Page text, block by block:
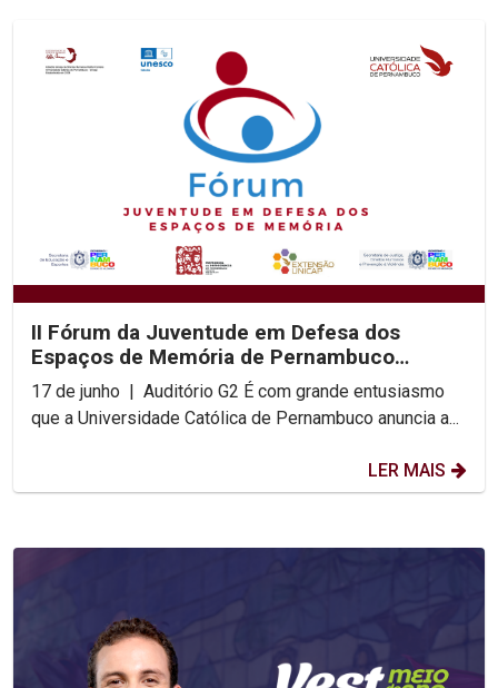
II Fórum da Juventude em Defesa dos
Espaços de Memória de Pernambuco
acontece na UNICAP
17 de junho | Auditório G2 É com grande entusiasmo
que a Universidade Católica de Pernambuco anuncia a...
LER MAIS